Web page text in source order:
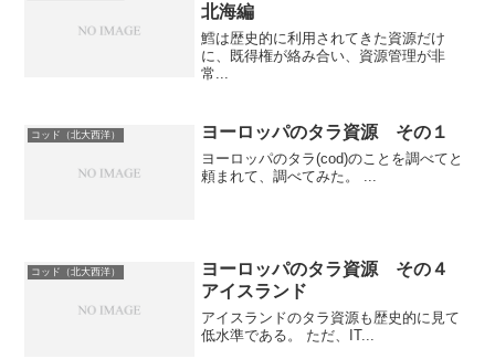
北海編
鱈は歴史的に利用されてきた資源だけ
に、既得権が絡み合い、資源管理が非
常...
コッド（北大西洋） ヨーロッパのタラ資源 その１
ヨーロッパのタラ(cod)のことを調べてと
頼まれて、調べてみた。 ...
コッド（北大西洋）
ヨーロッパのタラ資源 その４
アイスランド
アイスランドのタラ資源も歴史的に見て
低水準である。 ただ、IT...